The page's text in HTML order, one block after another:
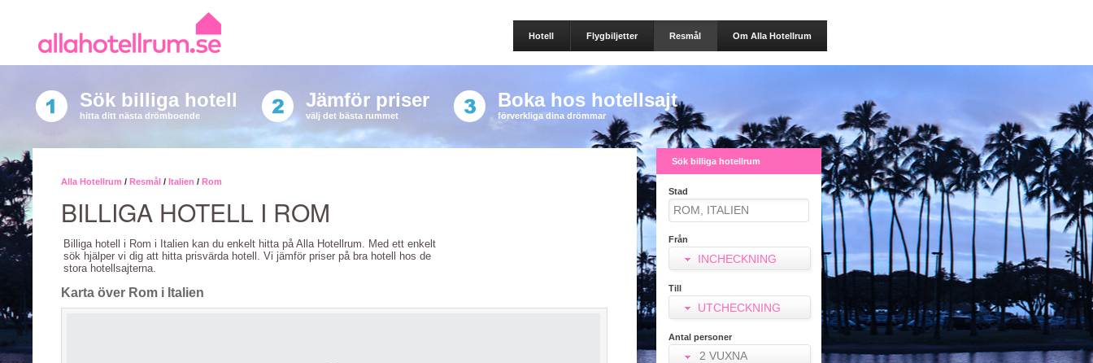
Hotell Flygbiljetter Resmål Om Alla Hotellrum
Sök billiga hotell
hitta ditt nästa drömboende
Jämför priser
välj det bästa rummet
Boka hos hotellsajt
förverkliga dina drömmar
Alla Hotellrum / Resmål / Italien / Rom
BILLIGA HOTELL I ROM
Billiga hotell i Rom i Italien kan du enkelt hitta på Alla Hotellrum. Med ett enkelt
sök hjälper vi dig att hitta prisvärda hotell. Vi jämför priser på bra hotell hos de
stora hotellsajterna.
Karta över Rom i Italien
Sök billiga hotellrum
Stad
Från
INCHECKNING
Till
UTCHECKNING
Antal personer
2 VUXNA